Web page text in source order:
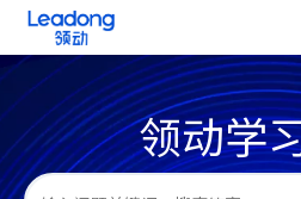
领动学